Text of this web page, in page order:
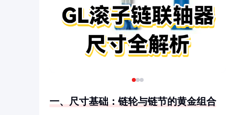
一、尺寸基础：链轮与链节的黄金组合